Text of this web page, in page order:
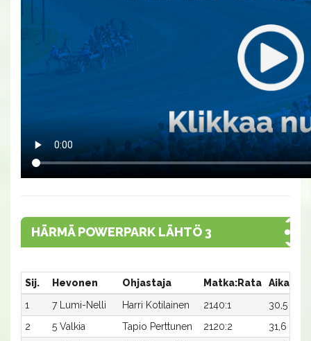
HÄRMÄ POWERPARK LÄHTÖ 3
Sij. Hevonen Ohjastaja Matka:Rata Aika
1
7 Lumi-Nelli Harri Kotilainen 2140:1 30,5
2
5 Valkia Tapio Perttunen 2120:2 31,6